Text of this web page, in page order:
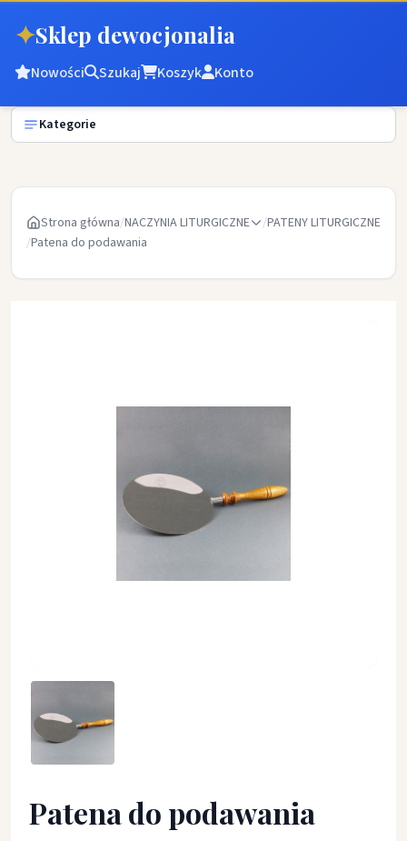
✦Sklep dewocjonalia
Nowości Szukaj Koszyk Konto
Kategorie
Strona główna/NACZYNIA LITURGICZNE /PATENY LITURGICZNE
/Patena do podawania
Patena do podawania - PATENY LITURGICZNE - Patena do
Patena do podawania